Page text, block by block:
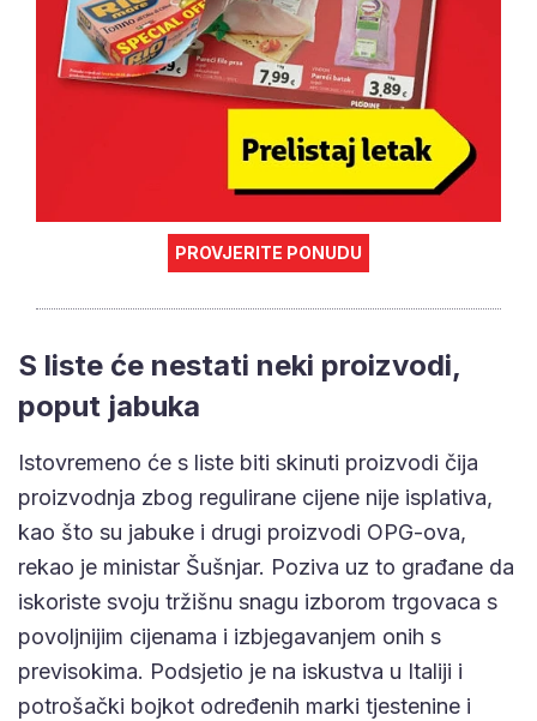
PROVJERITE PONUDU
S liste će nestati neki proizvodi,
poput jabuka
Istovremeno će s liste biti skinuti proizvodi čija
proizvodnja zbog regulirane cijene nije isplativa,
kao što su jabuke i drugi proizvodi OPG-ova,
rekao je ministar Šušnjar. Poziva uz to građane da
iskoriste svoju tržišnu snagu izborom trgovaca s
povoljnijim cijenama i izbjegavanjem onih s
previsokima. Podsjetio je na iskustva u Italiji i
potrošački bojkot određenih marki tjestenine i